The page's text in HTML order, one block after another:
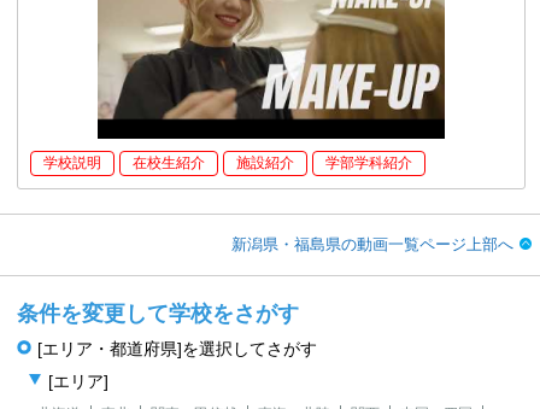
学校説明 在校生紹介 施設紹介 学部学科紹介
新潟県・福島県の動画一覧ページ上部へ
条件を変更して学校をさがす
[エリア・都道府県]を選択してさがす
[エリア]